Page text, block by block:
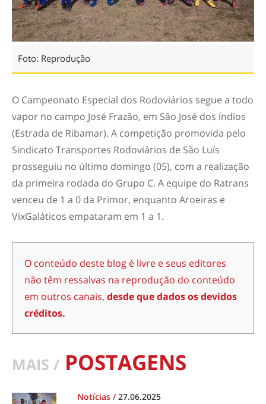
Foto: Reprodução
O Campeonato Especial dos Rodoviários segue a todo
vapor no campo José Frazão, em São José dos índios
(Estrada de Ribamar). A competição promovida pelo
Sindicato Transportes Rodoviários de São Luís
prosseguiu no último domingo (05), com a realização
da primeira rodada do Grupo C. A equipe do Ratrans
venceu de 1 a 0 da Primor, enquanto Aroeiras e
VixGaláticos empataram em 1 a 1.
O conteúdo deste blog é livre e seus editores
não têm ressalvas na reprodução do conteúdo
em outros canais, desde que dados os devidos
créditos.
MAIS / POSTAGENS
Notícias /27.06.2025